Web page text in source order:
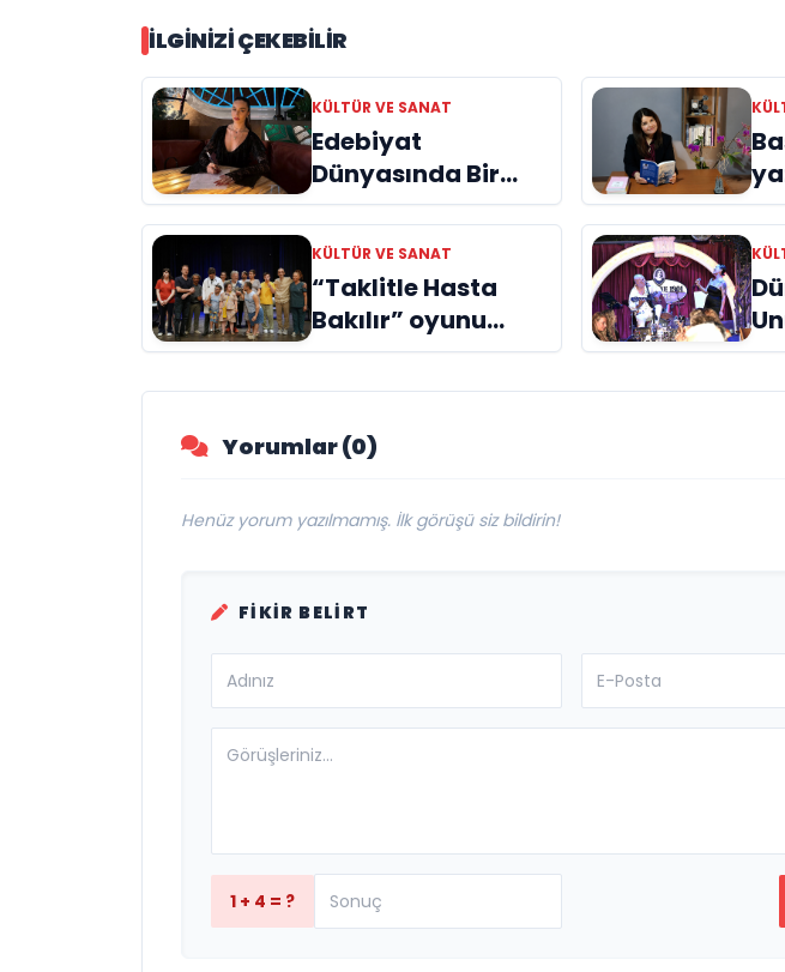
İLGINIZI ÇEKEBILIR
KÜLTÜR VE SANAT
Edebiyat
Dünyasında Bir
Genç Deha
Doğuyor: Dilruba
Engin ve Zift Karası
Evreni ‘AVENOİR’
KÜLTÜR VE SANAT
“Taklitle Hasta
Bakılır” oyunu
engelleri sanatla
aştı
Yorumlar (0)
Henüz yorum yazılmamış. İlk görüşü siz bildirin!
FIKIR BELIRT
1 + 4 = ?